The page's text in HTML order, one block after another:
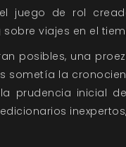
el juego de rol
sobre viajes en el
posibles, una
sometía la
prudencia inicial